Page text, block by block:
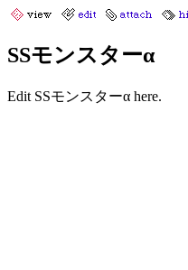
SSモンスターα
Edit SSモンスターα here.